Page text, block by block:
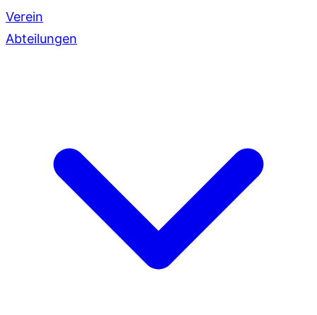
Verein
Abteilungen